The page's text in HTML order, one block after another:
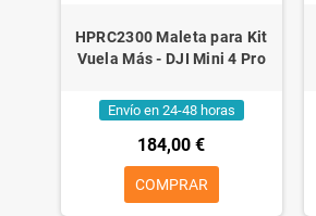
HPRC2300 Maleta para Kit
Vuela Más - DJI Mini 4 Pro
Envío en 24-48 horas
184,00 €
COMPRAR